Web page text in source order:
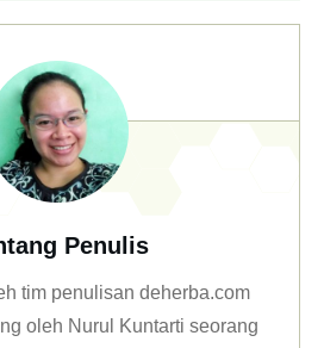
Penulis
tim penulisan deherba.com
oleh Nurul Kuntarti seorang